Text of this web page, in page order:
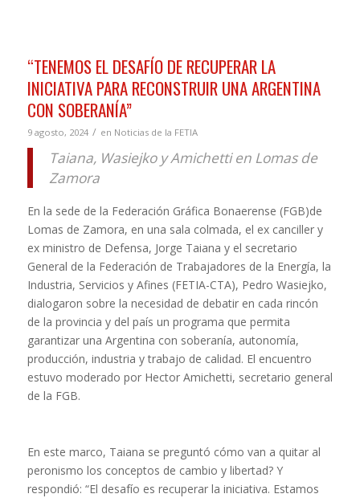
“TENEMOS EL DESAFÍO DE RECUPERAR LA
INICIATIVA PARA RECONSTRUIR UNA ARGENTINA
CON SOBERANÍA”
9 agosto, 2024 / en Noticias de la FETIA
Taiana, Wasiejko y Amichetti en Lomas de
Zamora
En la sede de la Federación Gráfica Bonaerense (FGB)de
Lomas de Zamora, en una sala colmada, el ex canciller y
ex ministro de Defensa, Jorge Taiana y el secretario
General de la Federación de Trabajadores de la Energía, la
Industria, Servicios y Afines (FETIA-CTA), Pedro Wasiejko,
dialogaron sobre la necesidad de debatir en cada rincón
de la provincia y del país un programa que permita
garantizar una Argentina con soberanía, autonomía,
producción, industria y trabajo de calidad. El encuentro
estuvo moderado por Hector Amichetti, secretario general
de la FGB.
En este marco, Taiana se preguntó cómo van a quitar al
peronismo los conceptos de cambio y libertad? Y
respondió: “El desafío es recuperar la iniciativa. Estamos